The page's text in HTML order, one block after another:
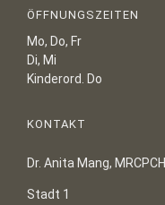
KONTAKT
ÖFFNUNGSZEITEN
Mo, Do, Fr
Di, Mi
Kinderord. Do
KONTAKT
Dr. Anita Mang, MRCPCH
Stadt 1